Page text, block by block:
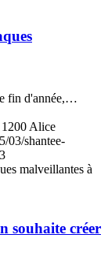
fin d'année,…
1200 Alice
03/shantee-
malveillantes à
souhaite créer